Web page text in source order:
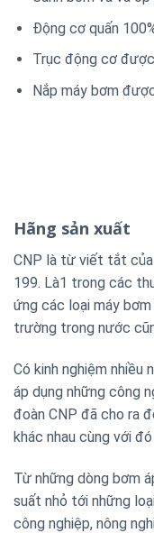
Động cơ quấn
Trục động cơ
Nắp máy bơm
Hãng sản xuất
CNP là từ viết tắt của
199. Là1 trong các
ứng các loại máy
trường trong nước
Có kinh nghiệm
áp dụng những công
đoàn CNP đã cho ra
khác nhau cùng với
Từ những dòng bơm
suất nhỏ tới những
công nghiệp, nông